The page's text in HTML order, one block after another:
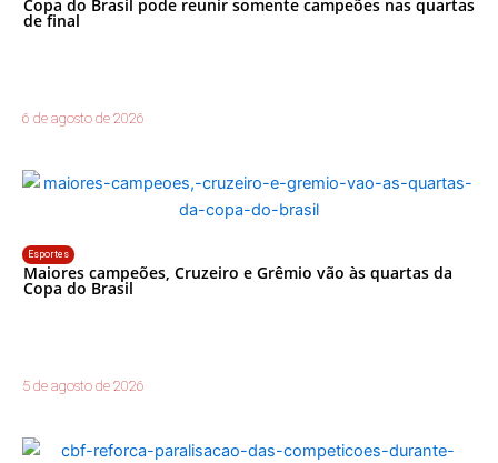
Copa do Brasil pode reunir somente campeões nas quartas
de final
6 de agosto de 2026
Esportes
Maiores campeões, Cruzeiro e Grêmio vão às quartas da
Copa do Brasil
5 de agosto de 2026